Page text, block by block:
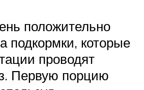
положительно
подкормки, которые
проводят
Первую порцию